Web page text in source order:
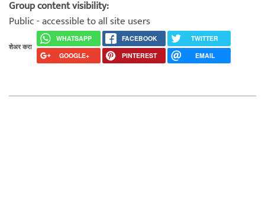
Group content visibility:
Public - accessible to all site users
शेअर करा
WHATSAPP FACEBOOK
TWITTER
GOOGLE+
PINTEREST EMAIL